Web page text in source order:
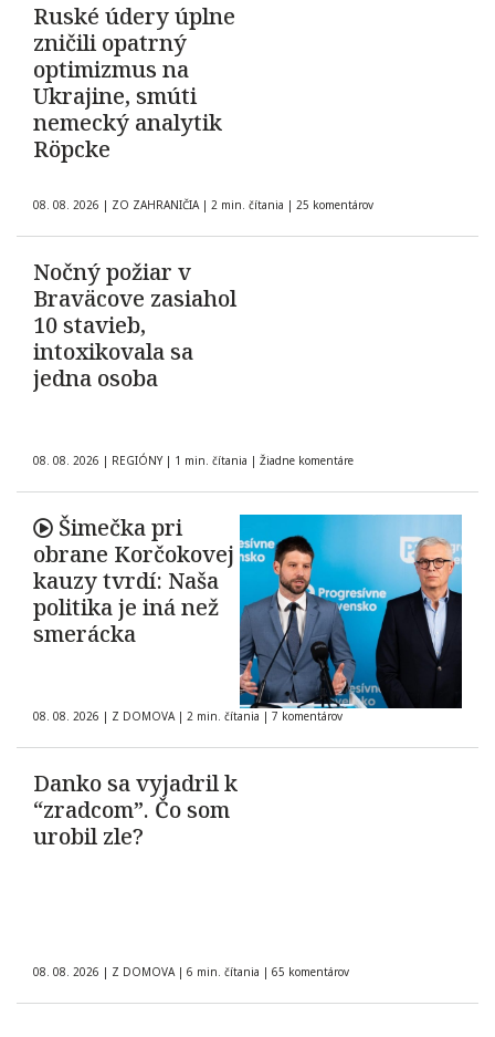
Ruské údery úplne
zničili opatrný
optimizmus na
Ukrajine, smúti
nemecký analytik
Röpcke
08. 08. 2026 | ZO ZAHRANIČIA | 2 min. čítania | 25 komentárov
Nočný požiar v
Braväcove zasiahol
10 stavieb,
intoxikovala sa
jedna osoba
08. 08. 2026 | REGIÓNY | 1 min. čítania | Žiadne komentáre
Šimečka pri
obrane Korčokovej
kauzy tvrdí: Naša
politika je iná než
smerácka
08. 08. 2026 | Z DOMOVA | 2 min. čítania | 7 komentárov
Danko sa vyjadril k
“zradcom”. Čo som
urobil zle?
08. 08. 2026 | Z DOMOVA | 6 min. čítania | 65 komentárov